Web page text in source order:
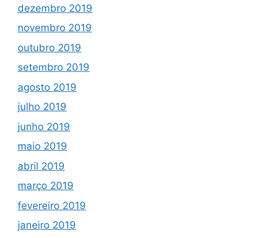
dezembro 2019
novembro 2019
outubro 2019
setembro 2019
agosto 2019
julho 2019
junho 2019
maio 2019
abril 2019
março 2019
fevereiro 2019
janeiro 2019